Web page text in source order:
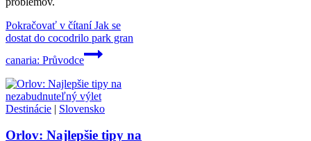
Pokračovať v čítaníJak se
dostat do cocodrilo park gran
canaria: Průvodce
Destinácie | Slovensko
Orlov: Najlepšie tipy na